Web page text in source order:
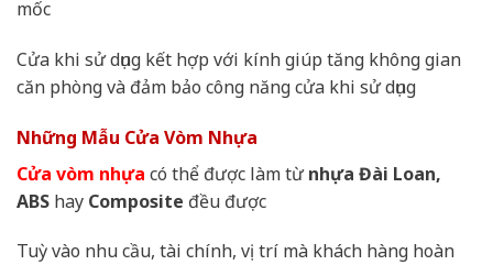
mốc
Cửa khi sử dụng kết hợp với kính giúp tăng không gian
căn phòng và đảm bảo công năng cửa khi sử dụng
Những Mẫu Cửa Vòm Nhựa
Cửa vòm nhựa có thể được làm từnhựa Đài Loan,
ABS hay Composite đều được
Tuỳ vào nhu cầu, tài chính, vị trí mà khách hàng hoàn